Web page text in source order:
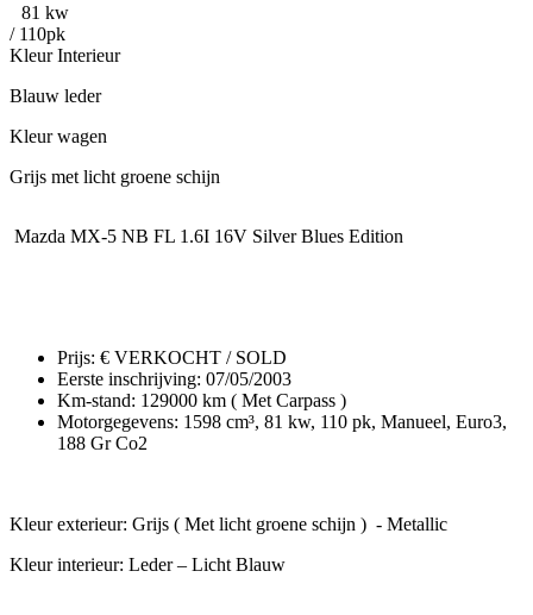
81 kw
/ 110pk
Kleur Interieur
Blauw leder
Kleur wagen
Grijs met licht groene schijn
Mazda MX-5 NB FL 1.6I 16V Silver Blues Edition
Prijs: € VERKOCHT / SOLD
Eerste inschrijving: 07/05/2003
Km-stand: 129000 km ( Met Carpass )
Motorgegevens: 1598 cm³, 81 kw, 110 pk, Manueel, Euro3,
188 Gr Co2
Kleur exterieur: Grijs ( Met licht groene schijn ) - Metallic
Kleur interieur: Leder – Licht Blauw